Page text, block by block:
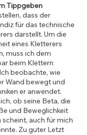
Tippgeben
dass der
für das technische
darstellt. Um die
eines Kletterers
muss ich dem
beim Klettern
beobachte, wie
Wand bewegt und
er anwendet.
ob seine Beta, die
und Beweglichkeit
auch für mich
Zu guter Letzt